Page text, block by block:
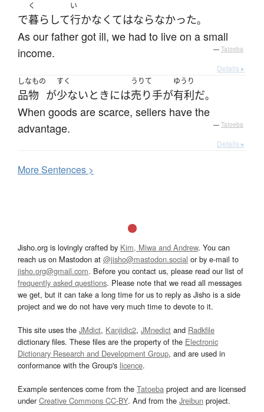
で
く
暮らして
い
行かなくてはならなかった。
As our father got ill, we had to live on a small
income.
— Tatoeba
Details ▸
しなもの
品物 が
すく
少ないときには
うりて
売り手が
ゆうり
有利だ。
When goods are scarce, sellers have the
advantage.
— Tatoeba
Details ▸
MoreSentences >
Jisho.org is lovingly crafted by Kim, Miwa and Andrew. You can
reach us on Mastodon at @jisho@mastodon.social or by e-mail to
jisho.org@gmail.com. Before you contact us, please read our list of
frequently asked questions. Please note that we read all messages
we get, but it can take a long time for us to reply as Jisho is a side
project and we do not have very much time to devote to it.
This site uses the JMdict, Kanjidic2, JMnedict and Radkfile
dictionary files. These files are the property of the Electronic
Dictionary Research and Development Group, and are used in
conformance with the Group's licence.
Example sentences come from the Tatoeba project and are licensed
underCreative Commons CC-BY. And from the Jreibun project.